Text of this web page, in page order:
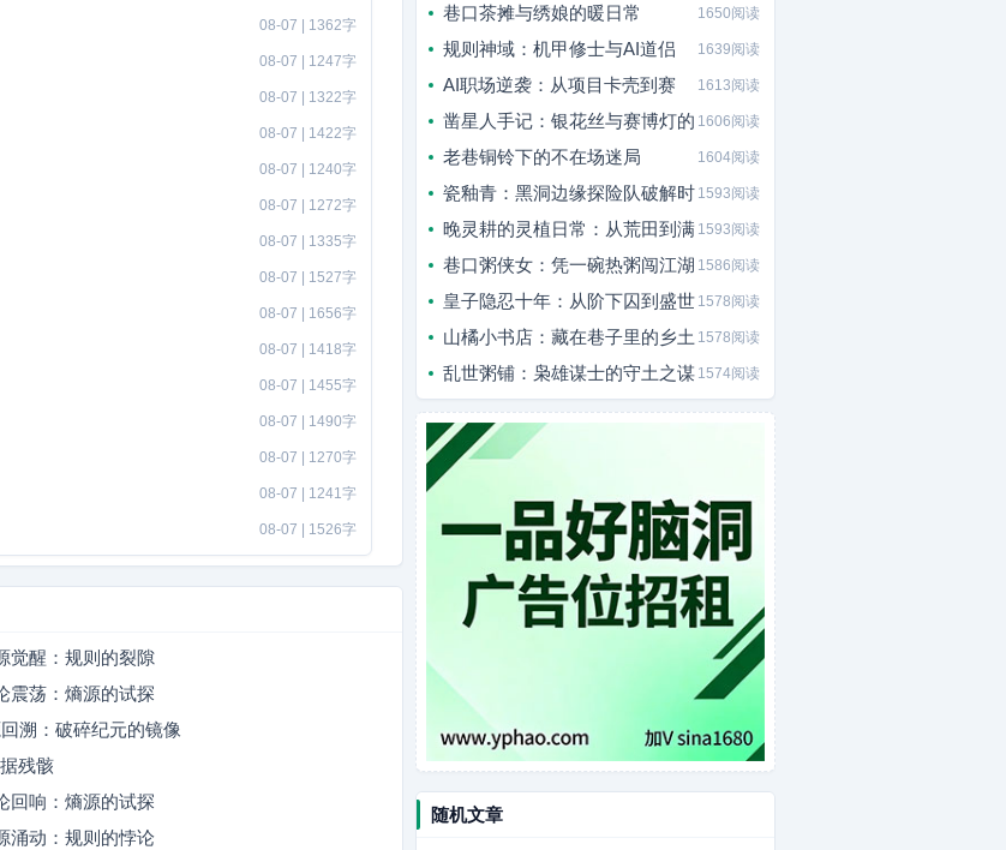
08-07 | 1362字
08-07 | 1247字
08-07 | 1322字
08-07 | 1422字
08-07 | 1240字
08-07 | 1272字
08-07 | 1335字
08-07 | 1527字
08-07 | 1656字
08-07 | 1418字
08-07 | 1455字
08-07 | 1490字
08-07 | 1270字
08-07 | 1241字
08-07 | 1526字
觉醒：规则的裂隙
震荡：熵源的试探
溯：破碎纪元的镜像
残骸
回响：熵源的试探
涌动：规则的悖论
巷口茶摊与绣娘的暖日常 1650阅读
规则神域：机甲修士与AI道侣 1639阅读
AI职场逆袭：从项目卡壳到赛 1613阅读
凿星人手记：银花丝与赛博灯的 1606阅读
老巷铜铃下的不在场迷局 1604阅读
瓷釉青：黑洞边缘探险队破解时 1593阅读
晚灵耕的灵植日常：从荒田到满 1593阅读
巷口粥侠女：凭一碗热粥闯江湖 1586阅读
皇子隐忍十年：从阶下囚到盛世 1578阅读
山橘小书店：藏在巷子里的乡土 1578阅读
乱世粥铺：枭雄谋士的守土之谋 1574阅读
随机文章